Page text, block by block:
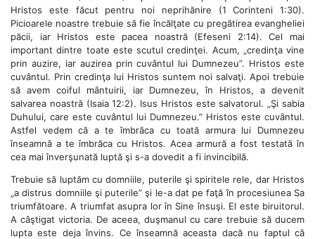
Hristos este făcut pentru noi neprihănire (1 Corinteni 1:30).
Picioarele noastre trebuie să fie încălţate cu pregătirea evangheliei
păcii, iar Hristos este pacea noastră (Efeseni 2:14). Cel mai
important dintre toate este scutul credinţei. Acum, „credinţa vine
prin auzire, iar auzirea prin cuvântul lui Dumnezeu”. Hristos este
cuvântul. Prin credinţa lui Hristos suntem noi salvaţi. Apoi trebuie
să avem coiful mântuirii, iar Dumnezeu, în Hristos, a devenit
salvarea noastră (Isaia 12:2). Isus Hristos este salvatorul. „Şi sabia
Duhului, care este cuvântul lui Dumnezeu.” Hristos este cuvântul.
Astfel vedem că a te îmbrăca cu toată armura lui Dumnezeu
înseamnă a te îmbrăca cu Hristos. Acea armură a fost testată în
cea mai înverşunată luptă şi s-a dovedit a fi invincibilă.
Trebuie să luptăm cu domniile, puterile şi spiritele rele, dar Hristos
„a distrus domniile şi puterile” şi le-a dat pe faţă în procesiunea Sa
triumfătoare. A triumfat asupra lor în Sine însuşi. El este biruitorul.
A câştigat victoria. De aceea, duşmanul cu care trebuie să ducem
lupta este deja învins. Ce înseamnă aceasta dacă nu faptul că